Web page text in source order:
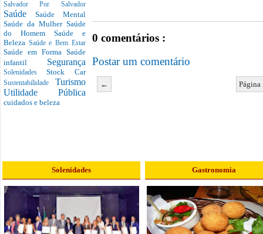
Salvador Por Salvador
Saúde Saúde Mental
Saúde da Mulher Saúde
do Homem Saúde e
Beleza Saúde e Bem Estar
Saúde em Forma Saúde
infantil Segurança
SolenidadesStock Car
Sustentabilidade Turismo
Utilidade Pública
cuidados e beleza
0 comentários :
Postar um comentário
←
Solenidades Gastronomia